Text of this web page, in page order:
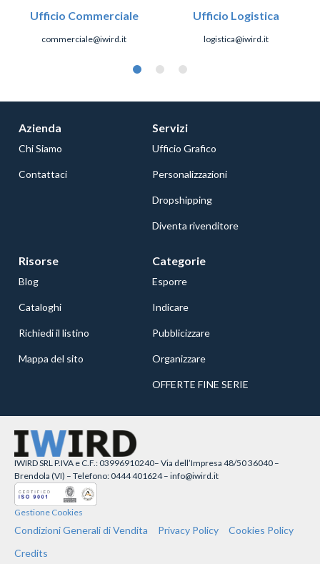
Ufficio Commerciale
commerciale@iwird.it
Ufficio Logistica
logistica@iwird.it
Azienda
Chi Siamo
Contattaci
Servizi
Ufficio Grafico
Personalizzazioni
Dropshipping
Diventa rivenditore
Risorse
Blog
Cataloghi
Richiedi il listino
Mappa del sito
Categorie
Esporre
Indicare
Pubblicizzare
Organizzare
OFFERTE FINE SERIE
IWIRD SRL P.IVA e C.F.: 03996910240– Via dell’Impresa 48/50 36040 –
Brendola (VI) – Telefono: 0444 401624 – info@iwird.it
Gestione Cookies
Condizioni Generali di Vendita Privacy Policy
Cookies Policy
Credits